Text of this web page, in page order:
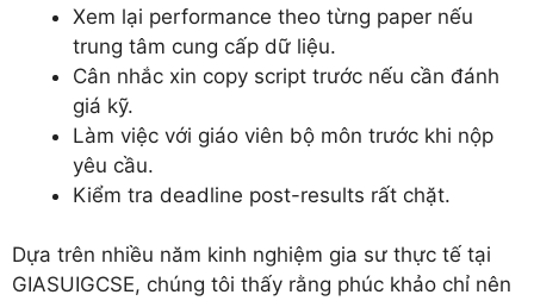
Xem lại performance theo từng paper nếu
trung tâm cung cấp dữ liệu.
Cân nhắc xin copy script trước nếu cần đánh
giá kỹ.
Làm việc với giáo viên bộ môn trước khi nộp
yêu cầu.
Kiểm tra deadline post-results rất chặt.
Dựa trên nhiều năm kinh nghiệm gia sư thực tế tại
GIASUIGCSE, chúng tôi thấy rằng phúc khảo chỉ nên